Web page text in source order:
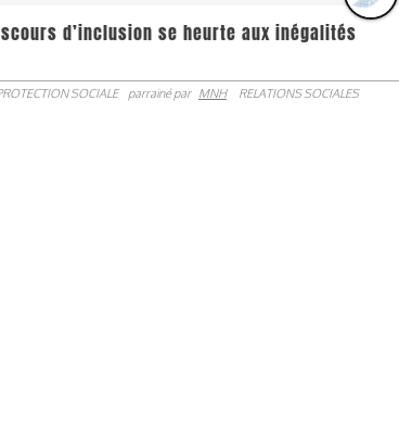
d’inclusion se heurte aux inégalités
SOCIALE parrainé par MNH RELATIONS SOCIALES